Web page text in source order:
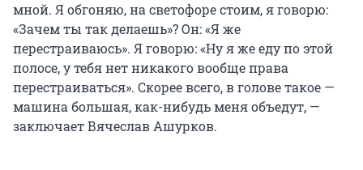
мной. Я обгоняю, на светофоре стоим, я говорю:
«Зачем ты так делаешь»? Он: «Я же
перестраиваюсь». Я говорю: «Ну я же еду по этой
полосе, у тебя нет никакого вообще права
перестраиваться». Скорее всего, в голове такое —
машина большая, как-нибудь меня объедут, —
заключает Вячеслав Ашурков.